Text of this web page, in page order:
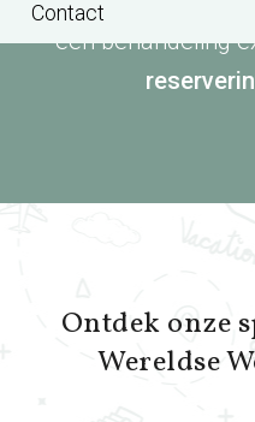
Contact
een behandeling
Ontdek onze
Wereldse